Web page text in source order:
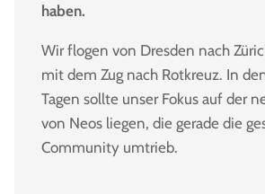
haben.
Wir flogen von Dresden nach
mit dem Zug nach Rotkreuz. In
Tagen sollte unser Fokus auf der
von Neos liegen, die gerade die
Community umtrieb.